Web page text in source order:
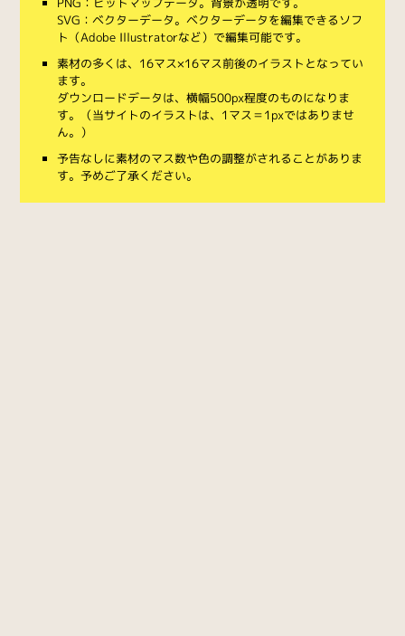
SVG：ベクターデータ。ベクターデータを編集できるソフ
ト（Adobe Illustratorなど）で編集可能です。
素材の多くは、16マス×16マス前後のイラストとなってい
ます。
ダウンロードデータは、横幅500px程度のものになりま
す。（当サイトのイラストは、1マス＝1pxではありませ
ん。）
予告なしに素材のマス数や色の調整がされることがありま
す。予めご了承ください。